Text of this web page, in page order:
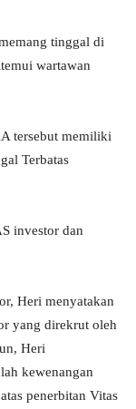
tinggal di
wartawan
tersebut memiliki
Terbatas
investor dan
Heri menyatakan
yang direkrut oleh
Heri
kewenangan
penerbitan Vitas